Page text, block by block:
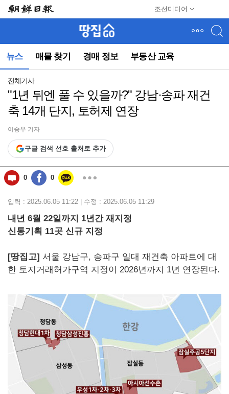
조선미디어
뉴스 매물 찾기 경매 정보 부동산 교육
뉴
(컨
동)
전체기사
"1년 뒤엔 풀 수 있을까?" 강남·송파 재건
축 14개 단지, 토허제 연장
이승우 기자
구글 검색 선호 출처로 추가
0 0
입력 : 2025.06.05 11:22 | 수정 : 2025.06.05 11:29
내년 6월 22일까지 1년간 재지정
신통기획 11곳 신규 지정
[땅집고] 서울 강남구, 송파구 일대 재건축 아파트에 대
한 토지거래허가구역 지정이 2026년까지 1년 연장된다.